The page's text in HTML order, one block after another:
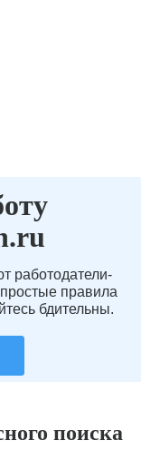
работодатели-
правила
бдительны.
поиска